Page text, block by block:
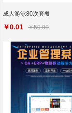
成人游泳80次套餐
￥0.01 ￥50.00